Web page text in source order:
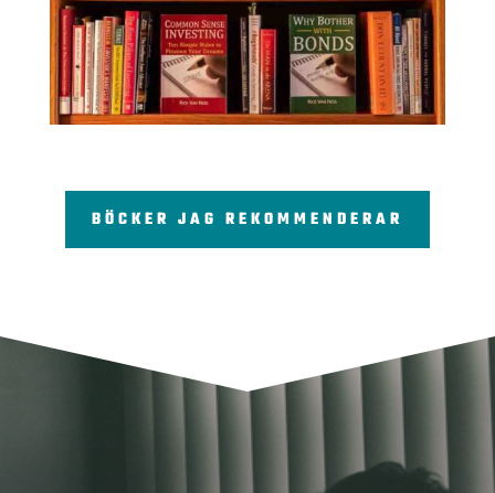
BÖCKER JAG REKOMMENDERAR